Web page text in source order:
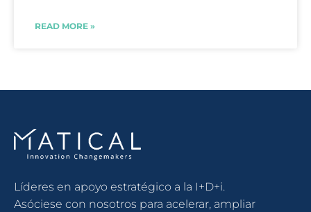
READ MORE »
Líderes en apoyo estratégico a la I+D+i.
Asóciese con nosotros para acelerar, ampliar